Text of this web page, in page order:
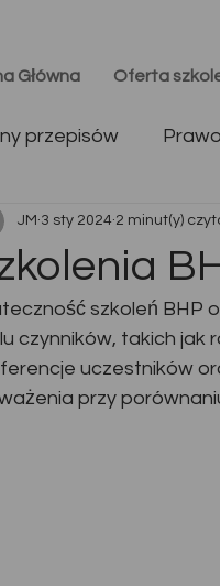
Główna Oferta
przepisów
JM 3 sty 2024 2 minut(y)
szkoleń BHP
czynników, takich jak
uczestników
przy